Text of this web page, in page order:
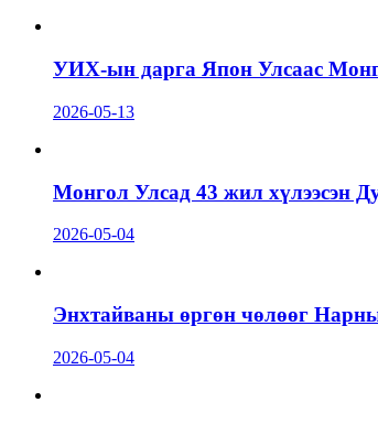
УИХ-ын дарга Япон Улсаас
2026-05-13
Монгол Улсад 43 жил хүлээсэн
2026-05-04
Энхтайваны өргөн чөлөөг
2026-05-04